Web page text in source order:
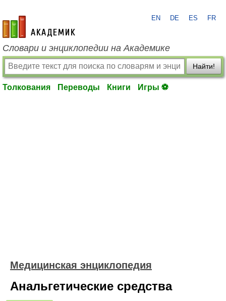
academic.ru
EN DE ES FR
Словари и энциклопедии на Академике
Найти!
Толкования Переводы Книги Игры ⚽
Медицинская энциклопедия
Анальгетические средства